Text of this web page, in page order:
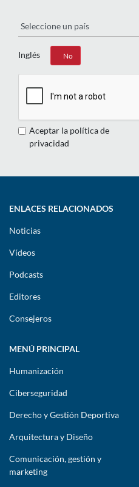
Inglés
Sí No
Aceptar la política de
privacidad
ENLACES RELACIONADOS
Noticias
Vídeos
Podcasts
Editores
Consejeros
MENÚ PRINCIPAL
Humanización
Ciberseguridad
Derecho y Gestión Deportiva
Arquitectura y Diseño
Comunicación, gestión y
marketing